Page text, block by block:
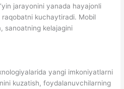
jarayonini yanada hayajonli
raqobatni kuchaytiradi. Mobil
sanoatning kelajagini
yangi imkoniyatlarni
kuzatish, foydalanuvchilarning